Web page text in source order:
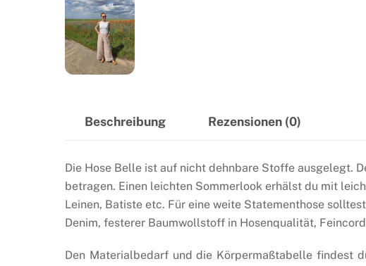
Beschreibung Rezensionen (0)
Die Hose Belle ist auf nicht dehnbare Stoffe ausgelegt.
betragen. Einen leichten Sommerlook erhälst du mit
Leinen, Batiste etc. Für eine weite Statementhose
Denim, festerer Baumwollstoff in Hosenqualität,
Den Materialbedarf und die Körpermaßtabelle findest